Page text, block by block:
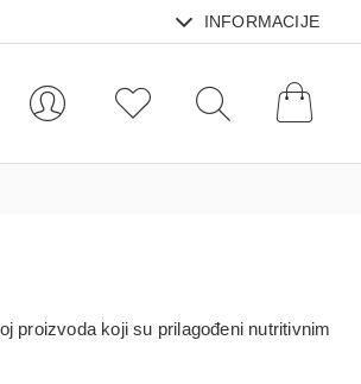
INFORMACIJE
proizvoda koji su prilagođeni nutritivnim